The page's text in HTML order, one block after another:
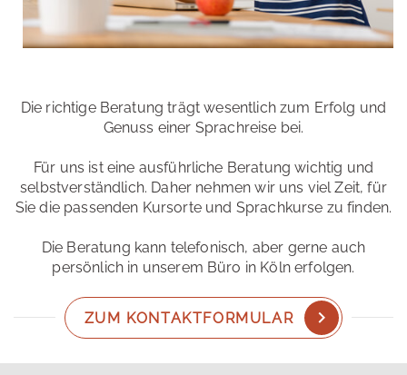
Die richtige Beratung trägt wesentlich zum Erfolg und
Genuss einer Sprachreise bei.
Für uns ist eine ausführliche Beratung wichtig und
selbstverständlich. Daher nehmen wir uns viel Zeit, für
Sie die passenden Kursorte und Sprachkurse zu finden.
Die Beratung kann telefonisch, aber gerne auch
persönlich in unserem Büro in Köln erfolgen.
ZUM KONTAKTFORMULAR